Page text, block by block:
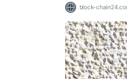
block-